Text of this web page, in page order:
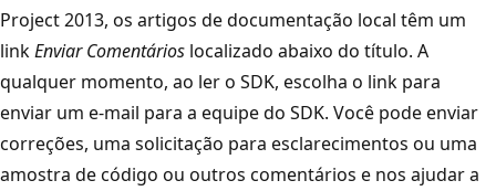
Project 2013, os artigos de documentação local têm um
linkEnviar Comentários localizado abaixo do título. A
qualquer momento, ao ler o SDK, escolha o link para
enviar um e-mail para a equipe do SDK. Você pode enviar
correções, uma solicitação para esclarecimentos ou uma
amostra de código ou outros comentários e nos ajudar a